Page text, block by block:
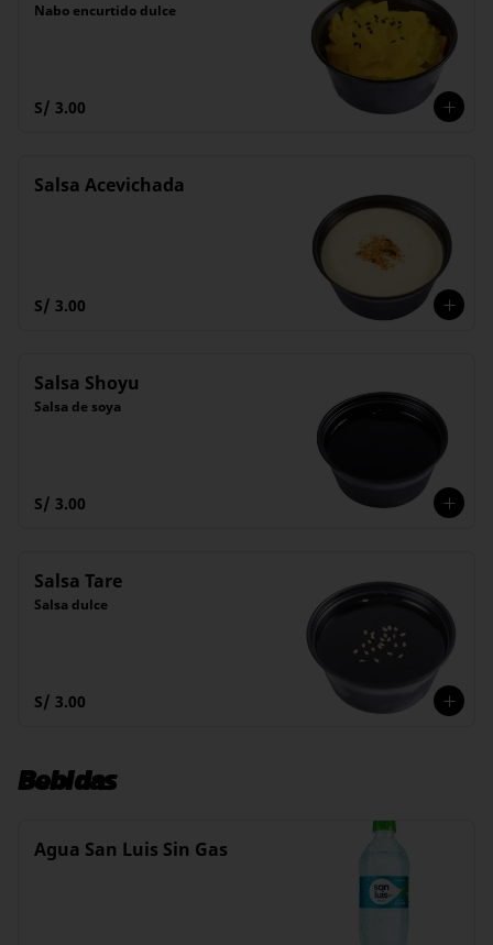
Nabo encurtido dulce
S/ 3.00
Salsa Acevichada
S/ 3.00
Salsa Shoyu
Salsa de soya
S/ 3.00
Salsa Tare
Salsa dulce
S/ 3.00
Bebidas
Agua San Luis Sin Gas